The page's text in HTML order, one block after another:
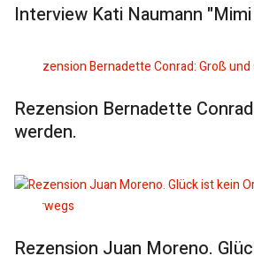
Interview Kati Naumann
Rezension Bernadette
werden.
Rezension Juan Moreno.